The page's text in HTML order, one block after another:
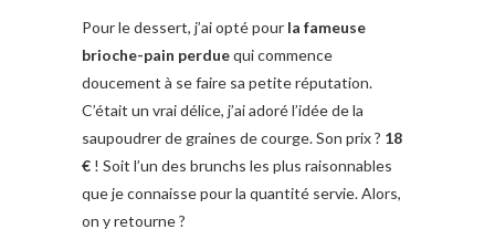
Pour le dessert, j’ai opté pour la fameuse
brioche-pain perduequi commence
doucement à se faire sa petite réputation.
C’était un vrai délice, j’ai adoré l’idée de la
saupoudrer de graines de courge. Son prix ? 18
€ ! Soit l’un des brunchs les plus raisonnables
que je connaisse pour la quantité servie. Alors,
on y retourne ?